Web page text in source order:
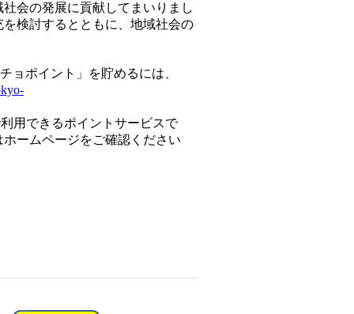
会の発展に貢献してまいりまし
検討するとともに、地域社会の
ョポイント」を貯めるには、
用できるポイントサービスで
ームページをご確認ください